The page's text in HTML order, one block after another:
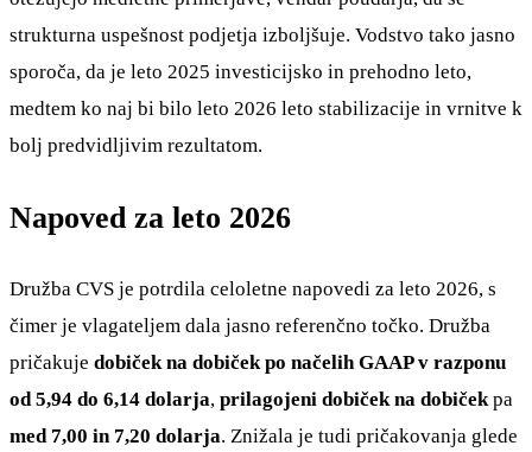
strukturna uspešnost podjetja izboljšuje. Vodstvo tako jasno
sporoča, da je leto 2025 investicijsko in prehodno leto,
medtem ko naj bi bilo leto 2026 leto stabilizacije in vrnitve k
bolj predvidljivim rezultatom.
Napoved za leto 2026
Družba CVS je potrdila celoletne napovedi za leto 2026, s
čimer je vlagateljem dala jasno referenčno točko. Družba
pričakuje dobiček na dobiček po načelih GAAP v razponu
od 5,94 do 6,14 dolarja, prilagojeni dobiček na dobičekpa
med 7,00 in 7,20 dolarja. Znižala je tudi pričakovanja glede